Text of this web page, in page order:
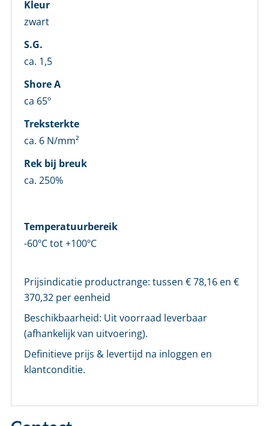
Kleur
zwart
S.G.
ca. 1,5
Shore A
ca 65º
Treksterkte
ca. 6 N/mm²
Rek bij breuk
ca. 250%
Temperatuurbereik
-60ºC tot +100ºC
Prijsindicatie productrange: tussen €78,16 en €
370,32 per eenheid
Beschikbaarheid: Uit voorraad leverbaar
(afhankelijk van uitvoering).
Definitieve prijs & levertijd na inloggen en
klantconditie.
Vul onderstaand formulier in om in te loggen
E-mailadres *
Wachtwoord *
Login
Nog geen account bij ons?
Maak eerst een persoonlijk account aan